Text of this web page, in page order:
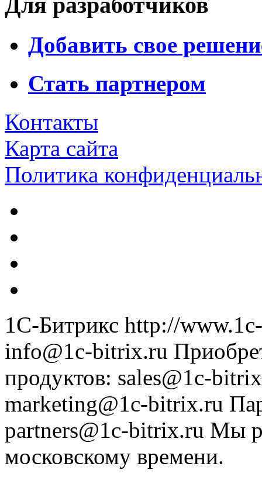
Добавить свое
Стать партнером
Контакты
Карта сайта
Политика
1С-Битрикс http://
info@1c-bitrix.ru
продуктов: sales@1c-
marketing@1c-bitrix.ru
partners@1c-bitrix.ru Мы
московскому времени.